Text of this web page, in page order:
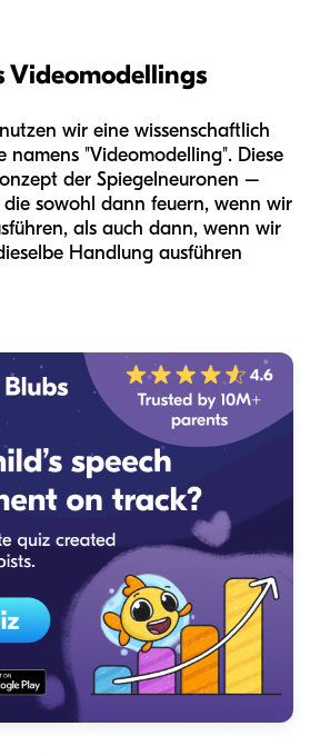
Videomodellings
wir eine wissenschaftlich
namens "Videomodelling". Diese
der Spiegelneuronen –
sowohl dann feuern, wenn wir
als auch dann, wenn wir
Handlung ausführen